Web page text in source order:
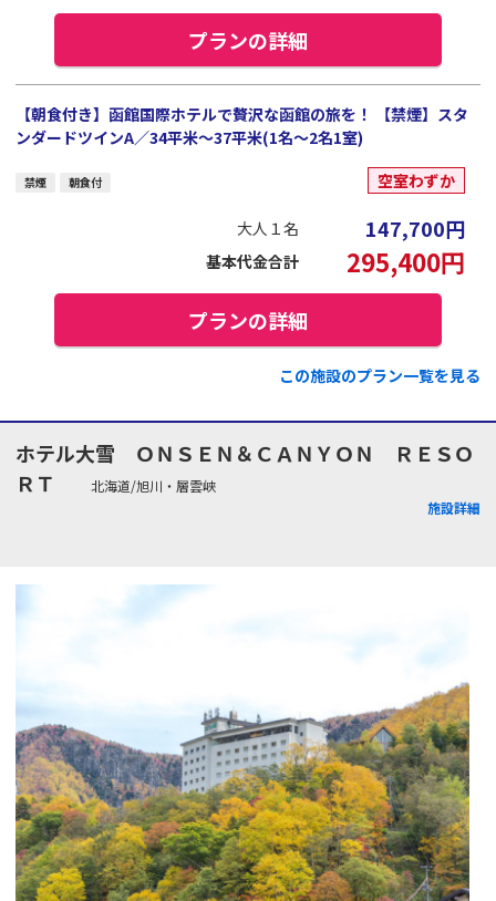
プランの詳細
【朝食付き】函館国際ホテルで贅沢な函館の旅を！ 【禁煙】スタ
ンダードツインA／34平米～37平米(1名～2名1室)
禁煙 朝食付 空室わずか
大人１名 147,700円
基本代金合計 295,400円
プランの詳細
この施設のプラン一覧を見る
ホテル大雪 ＯＮＳＥＮ＆ＣＡＮＹＯＮ ＲＥＳＯ
ＲＴ
北海道/旭川・層雲峡
施設詳細